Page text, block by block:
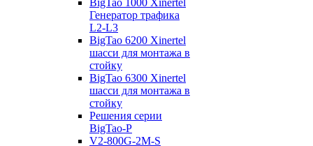
BigTao 1000 Xinertel
Генератор трафика
L2-L3
BigTao 6200 Xinertel
шасси для монтажа в
стойку
BigTao 6300 Xinertel
шасси для монтажа в
стойку
Решения серии
BigTao-P
V2-800G-2M-S